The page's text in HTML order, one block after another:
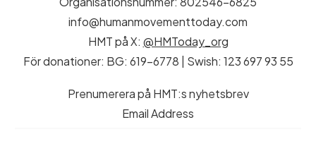
info@humanmovementtoday.com
HMT på X: @HMToday_org
För donationer: BG: 619-6778 | Swish: 123 697 93 55
Prenumerera på HMT:s nyhetsbrev
Email Address